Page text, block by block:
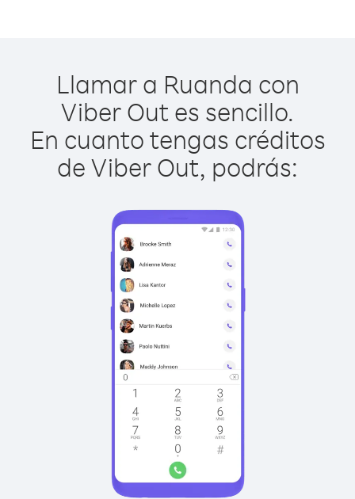
Llamar a Ruanda con
Viber Out es sencillo.
En cuanto tengas créditos
de Viber Out, podrás: